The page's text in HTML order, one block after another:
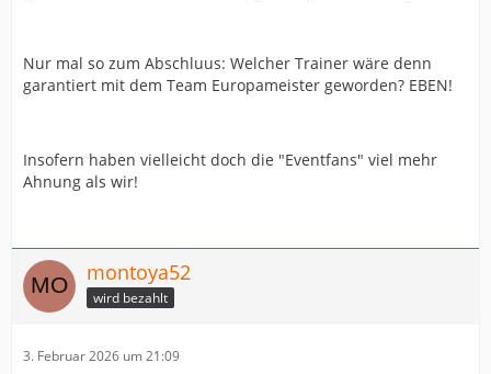
Nur mal so zum Abschluus: Welcher Trainer wäre denn
garantiert mit dem Team Europameister geworden? EBEN!
Insofern haben vielleicht doch die "Eventfans" viel mehr
Ahnung als wir!
montoya52
wird bezahlt
3. Februar 2026 um 21:09